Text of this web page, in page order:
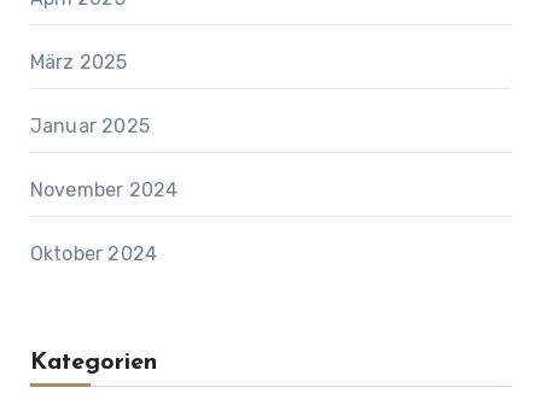
März 2025
Januar 2025
November 2024
Oktober 2024
Kategorien